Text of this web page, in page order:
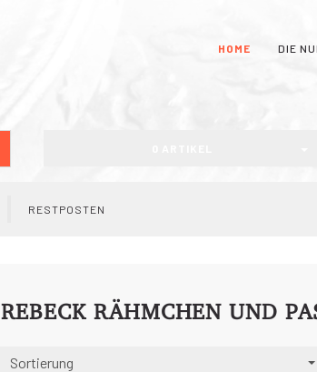
HOME DIE
RESTPOSTEN
REBECK RÄHMCHEN UND
Sortierung